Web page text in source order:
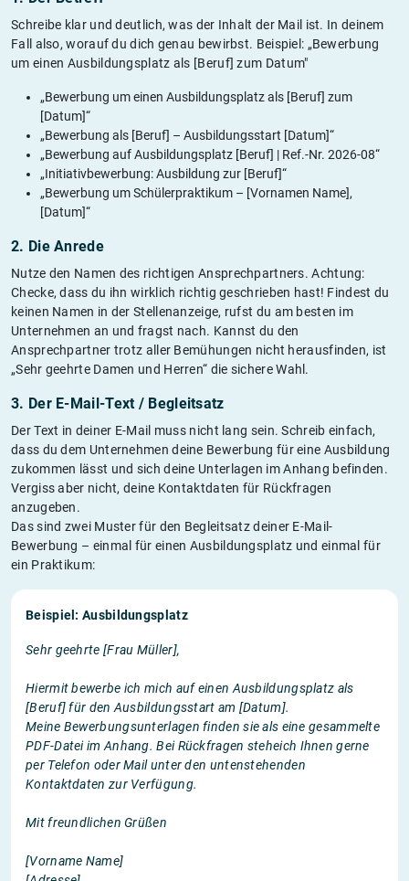
Schreibe klar und deutlich, was der Inhalt der Mail ist. In deinem
Fall also, worauf du dich genau bewirbst. Beispiel: „Bewerbung
um einen Ausbildungsplatz als [Beruf] zum Datum"
„Bewerbung um einen Ausbildungsplatz als [Beruf] zum
[Datum]“
„Bewerbung als [Beruf] – Ausbildungsstart [Datum]“
„Bewerbung auf Ausbildungsplatz [Beruf] | Ref.-Nr. 2026-08“
„Initiativbewerbung: Ausbildung zur [Beruf]“
„Bewerbung um Schülerpraktikum – [Vornamen Name],
[Datum]“
2. Die Anrede
Nutze den Namen des richtigen Ansprechpartners. Achtung:
Checke, dass du ihn wirklich richtig geschrieben hast! Findest du
keinen Namen in der Stellenanzeige, rufst du am besten im
Unternehmen an und fragst nach. Kannst du den
Ansprechpartner trotz aller Bemühungen nicht herausfinden, ist
„Sehr geehrte Damen und Herren“ die sichere Wahl.
3. Der E-Mail-Text / Begleitsatz
Der Text in deiner E-Mail muss nicht lang sein. Schreib einfach,
dass du dem Unternehmen deine Bewerbung für eine Ausbildung
zukommen lässt und sich deine Unterlagen im Anhang befinden.
Vergiss aber nicht, deine Kontaktdaten für Rückfragen
anzugeben.
Das sind zwei Muster für den Begleitsatz deiner E-Mail-
Bewerbung – einmal für einen Ausbildungsplatz und einmal für
ein Praktikum:
Beispiel: Ausbildungsplatz
Sehr geehrte [Frau Müller],
Hiermit bewerbe ich mich auf einen Ausbildungsplatz als
[Beruf] für den Ausbildungsstart am [Datum].
Meine Bewerbungsunterlagen finden sie als eine gesammelte
PDF-Datei im Anhang. Bei Rückfragen steheich Ihnen gerne
per Telefon oder Mail unter den untenstehenden
Kontaktdaten zur Verfügung.
Mit freundlichen Grüßen
[Vorname Name]